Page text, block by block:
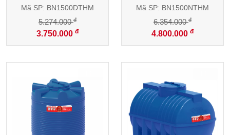
Mã SP: BN1500DTHM
3.750.000 đ
5.274.000đ
Mã SP: BN1500NTHM
4.800.000 đ
6.354.000đ